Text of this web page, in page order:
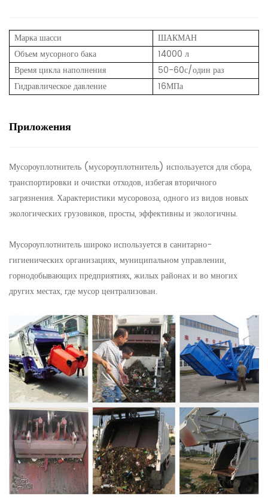
Марка шасси
ШАКМАН
Объем мусорного бака
14000 л
Время цикла наполнения
50-60с/один раз
Гидравлическое давление
16МПа
Приложения
Мусороуплотнитель (мусороуплотнитель) используется для сбора,
транспортировки и очистки отходов, избегая вторичного
загрязнения. Характеристики мусоровоза, одного из видов новых
экологических грузовиков, просты, эффективны и экологичны.
Мусороуплотнитель широко используется в санитарно-
гигиенических организациях, муниципальном управлении,
горнодобывающих предприятиях, жилых районах и во многих
других местах, где мусор централизован.